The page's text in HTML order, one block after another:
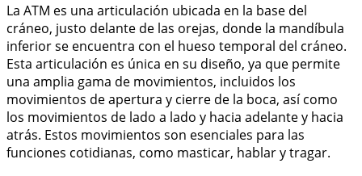
La ATM es una articulación ubicada en la base del
cráneo, justo delante de las orejas, donde la mandíbula
inferior se encuentra con el hueso temporal del cráneo.
Esta articulación es única en su diseño, ya que permite
una amplia gama de movimientos, incluidos los
movimientos de apertura y cierre de la boca, así como
los movimientos de lado a lado y hacia adelante y hacia
atrás. Estos movimientos son esenciales para las
funciones cotidianas, como masticar, hablar y tragar.